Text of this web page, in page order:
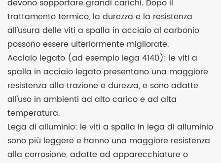
devono sopportare grandi carichi. Dopo il
trattamento termico, la durezza e la resistenza
all'usura delle viti a spalla in acciaio al carbonio
possono essere ulteriormente migliorate.
Acciaio legato (ad esempio lega 4140): le viti a
spalla in acciaio legato presentano una maggiore
resistenza alla trazione e durezza, e sono adatte
all'uso in ambienti ad alto carico e ad alta
temperatura.
Lega di alluminio: le viti a spalla in lega di alluminio
sono più leggere e hanno una maggiore resistenza
alla corrosione, adatte ad apparecchiature o